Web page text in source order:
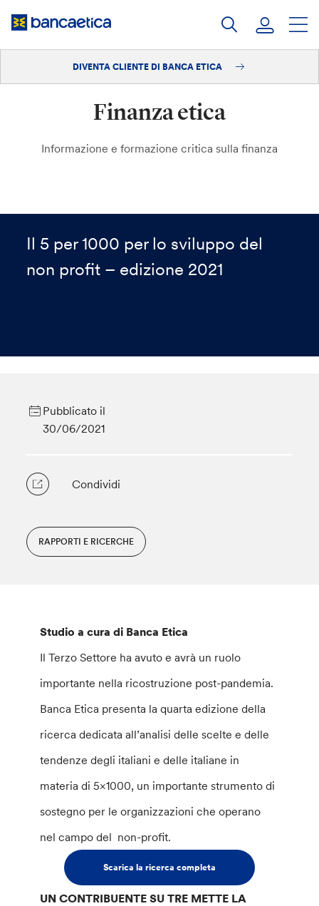
DIVENTA CLIENTE DI BANCA ETICA
Finanza etica
Informazione e formazione critica sulla finanza
Il 5 per 1000 per lo sviluppo del
non profit – edizione 2021
Pubblicato il
30/06/2021
Condividi
RAPPORTI E RICERCHE
Studio a cura di Banca Etica
Il Terzo Settore ha avuto e avrà un ruolo
importante nella ricostruzione post-pandemia.
Banca Etica presenta la quarta edizione della
ricerca dedicata all’analisi delle scelte e delle
tendenze degli italiani e delle italiane in
materia di 5×1000, un importante strumento di
sostegno per le organizzazioni che operano
nel campo del non-profit.
Scarica la ricerca completa
UN CONTRIBUENTE SU TRE METTE LA